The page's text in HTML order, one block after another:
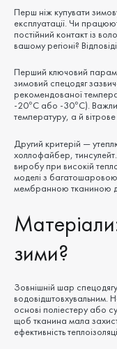
Перш ніж купувати
експлуатації. Чи
постійний контакт із
вашому регіоні?
Перший ключовий
зимовий спецодяг
рекомендованої
-20°C або -30°C).
температуру, а й
Другий критерій —
холлофайбер,
виробу при високій
моделі з
мембранною тканиною
зими?
Зовнішній шар
водовідштовхувальним.
основі поліестеру або
щоб тканина мала
ефективність